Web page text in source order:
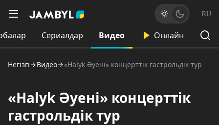
RU
Сериалдар Видео Онлайн
Негізгі Видео «Halyk Әуені» концерттік гастрольдік тур
«Halyk Әуені» концерттік
гастрольдік тур